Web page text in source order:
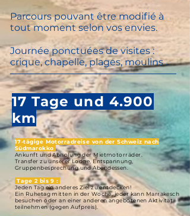
Parcours pouvant être modifié à
tout moment selon vos envies.
Journée ponctuées de visites :
crique, chapelle, plages, moulins..
17 Tage und 4.900
km
17-tägige Motorradreise von der Schweiz nach
Südmarokko
Ankunft und Abholung der Mietmotorräder.
Transfer zu unserer Lodge, Entspannung,
Gruppenbesprechung und Abendessen.
Tage 2 bis 9 :
Jeden Tag ein anderes Ziel zu entdecken!
Ein Ruhetag mitten in der Woche, jeder kann Marrakesch
besuchen oder an einer anderen angebotenen Aktivität
teilnehmen (gegen Aufpreis).